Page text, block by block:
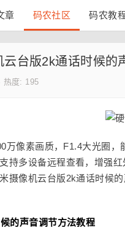
章 码农社区 码农教
云台版2k通话时候的
热度: 195
万像素画质，F1.4大光圈
持多设备远程查看，增强
摄像机云台版2k通话时候
的声音调节方法教程